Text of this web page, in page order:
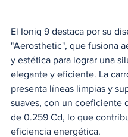
El Ioniq 9 destaca por su
"Aerosthetic", que fusiona
y estética para lograr una
elegante y eficiente. La
presenta líneas limpias y
suaves, con un coeficiente
de 0.259 Cd, lo que
eficiencia energética.